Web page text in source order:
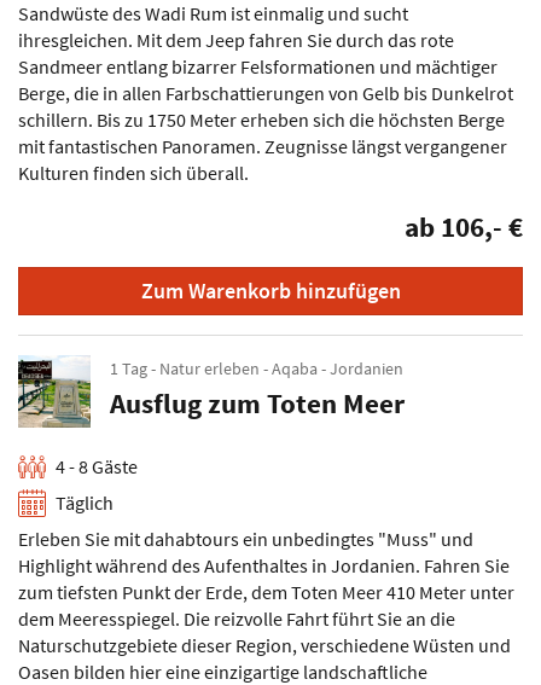
Sandwüste des Wadi Rum ist einmalig und sucht
ihresgleichen. Mit dem Jeep fahren Sie durch das rote
Sandmeer entlang bizarrer Felsformationen und mächtiger
Berge, die in allen Farbschattierungen von Gelb bis Dunkelrot
schillern. Bis zu 1750 Meter erheben sich die höchsten Berge
mit fantastischen Panoramen. Zeugnisse längst vergangener
Kulturen finden sich überall.
ab 106,- €
Zum Warenkorb hinzufügen
1 Tag - Natur erleben - Aqaba - Jordanien
Ausflug zum Toten Meer
4 - 8 Gäste
Täglich
Erleben Sie mit dahabtours ein unbedingtes "Muss" und
Highlight während des Aufenthaltes in Jordanien. Fahren Sie
zum tiefsten Punkt der Erde, dem Toten Meer 410 Meter unter
dem Meeresspiegel. Die reizvolle Fahrt führt Sie an die
Naturschutzgebiete dieser Region, verschiedene Wüsten und
Oasen bilden hier eine einzigartige landschaftliche